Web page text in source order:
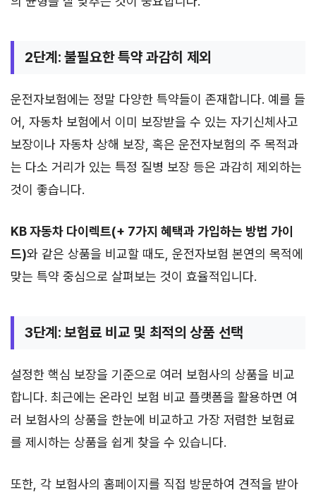
2단계: 불필요한 특약 과감히 제외
운전자보험에는 정말 다양한 특약들이 존재합니다. 예를 들
어, 자동차 보험에서 이미 보장받을 수 있는 자기신체사고
보장이나 자동차 상해 보장, 혹은 운전자보험의 주 목적과
는 다소 거리가 있는 특정 질병 보장 등은 과감히 제외하는
것이 좋습니다.
KB 자동차 다이렉트(+ 7가지 혜택과 가입하는 방법 가이
드)와 같은 상품을 비교할 때도, 운전자보험 본연의 목적에
맞는 특약 중심으로 살펴보는 것이 효율적입니다.
3단계: 보험료 비교 및 최적의 상품 선택
설정한 핵심 보장을 기준으로 여러 보험사의 상품을 비교
합니다. 최근에는 온라인 보험 비교 플랫폼을 활용하면 여
러 보험사의 상품을 한눈에 비교하고 가장 저렴한 보험료
를 제시하는 상품을 쉽게 찾을 수 있습니다.
또한, 각 보험사의 홈페이지를 직접 방문하여 견적을 받아